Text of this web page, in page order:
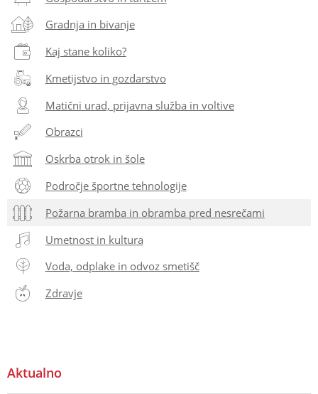
Gradnja in bivanje
Kaj stane koliko?
Kmetijstvo in gozdarstvo
Matični urad, prijavna služba in voltive
Obrazci
Oskrba otrok in šole
Področje športne tehnologije
Požarna bramba in obramba pred nesrečami
Umetnost in kultura
Voda, odplake in odvoz smetišč
Zdravje
Aktualno